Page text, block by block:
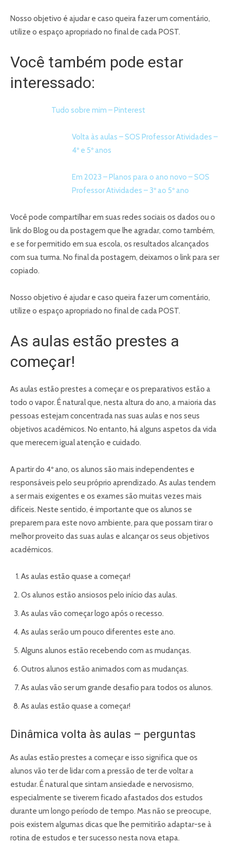
Nosso objetivo é ajudar e caso queira fazer um comentário,
utilize o espaço apropriado no final de cada POST.
Você também pode estar
interessado:
Tudo sobre mim – Pinterest
Volta às aulas – SOS Professor Atividades –
4º e 5º anos
Em 2023 – Planos para o ano novo – SOS
Professor Atividades – 3º ao 5º ano
Você pode compartilhar em suas redes sociais os dados ou o
link do Blog ou da postagem que lhe agradar, como também,
e se for permitido em sua escola, os resultados alcançados
com sua turma. No final da postagem, deixamos o link para ser
copiado.
Nosso objetivo é ajudar e caso queira fazer um comentário,
utilize o espaço apropriado no final de cada POST.
As aulas estão prestes a
começar!
As aulas estão prestes a começar e os preparativos estão a
todo o vapor. É natural que, nesta altura do ano, a maioria das
pessoas estejam concentrada nas suas aulas e nos seus
objetivos académicos. No entanto, há alguns aspetos da vida
que merecem igual atenção e cuidado.
A partir do 4º ano, os alunos são mais independentes e
responsáveis pelo seu próprio aprendizado. As aulas tendem
a ser mais exigentes e os exames são muitas vezes mais
difíceis. Neste sentido, é importante que os alunos se
preparem para este novo ambiente, para que possam tirar o
melhor proveito das suas aulas e alcançar os seus objetivos
académicos.
As aulas estão quase a começar!
Os alunos estão ansiosos pelo início das aulas.
As aulas vão começar logo após o recesso.
As aulas serão um pouco diferentes este ano.
Alguns alunos estão recebendo com as mudanças.
Outros alunos estão animados com as mudanças.
As aulas vão ser um grande desafio para todos os alunos.
As aulas estão quase a começar!
Dinâmica volta às aulas – perguntas
As aulas estão prestes a começar e isso significa que os
alunos vão ter de lidar com a pressão de ter de voltar a
estudar. É natural que sintam ansiedade e nervosismo,
especialmente se tiverem ficado afastados dos estudos
durante um longo período de tempo. Mas não se preocupe,
pois existem algumas dicas que lhe permitirão adaptar-se à
rotina de estudos e ter sucesso nesta nova etapa.